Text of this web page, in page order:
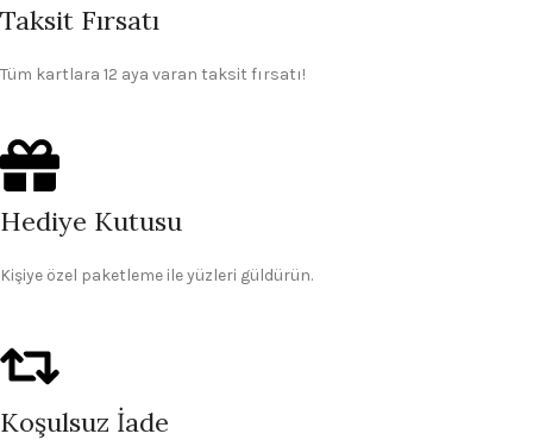
Taksit Fırsatı
Tüm kartlara 12 aya varan taksit fırsatı!
Hediye Kutusu
Kişiye özel paketleme ile yüzleri güldürün.
Koşulsuz İade